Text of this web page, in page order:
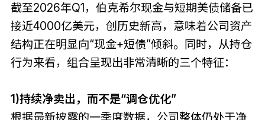
截至2026年Q1，伯克希尔现金与短期美债储备已
接近4000亿美元，创历史新高，意味着公司资产
结构正在明显向“现金+短债”倾斜。同时，从持仓
行为来看，组合呈现出非常清晰的三个特征：
1)持续净卖出，而不是“调仓优化”
根据最新披露的一季度数据，公司整体仍处于净